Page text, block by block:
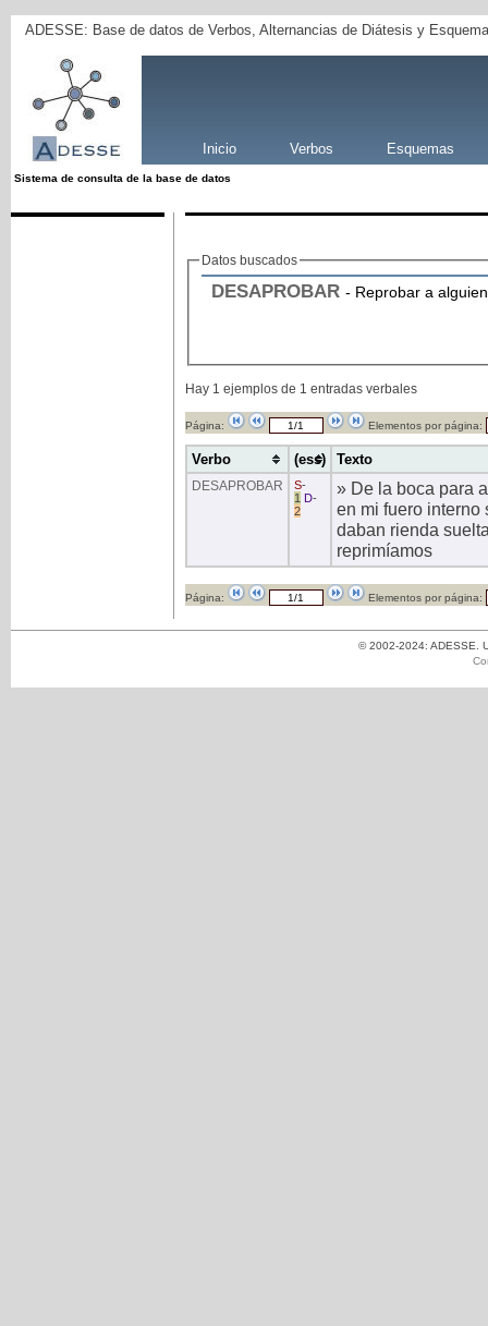
ADESSE: Base de datos de Verbos, Alternancias de Diátesis y
Inicio Verbos Esquemas
Sistema de consulta de la base de datos
Datos buscados
DESAPROBAR - Reprobar a alguien
Hay 1 ejemplos de 1 entradas verbales
Página: Elementos por página:
Verbo (ess) Texto
DESAPROBAR S-
1
D-
2
» De la boca para
en mi fuero interno
daban rienda
reprimíamos
Página: Elementos por página:
© 2002-2024: ADESSE.